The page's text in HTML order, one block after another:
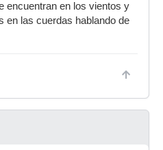
encuentran en los vientos y
en las cuerdas hablando de